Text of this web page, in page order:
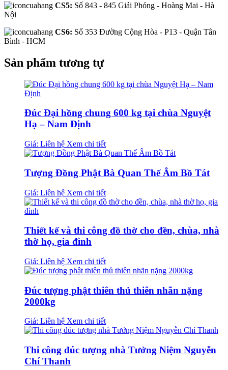
CS5: Số 843 - 845 Giải Phóng - Hoàng Mai - Hà
Nội
CS6: Số 353 Đường Cộng Hòa - P13 - Quận Tân
Bình - HCM
Sản phẩm tương tự
Đúc Đại hồng chung 600 kg tại chùa Nguyệt
Hạ – Nam Định
Giá: Liên hệ Xem chi tiết
Tượng Đồng Phật Bà Quan Thế Âm Bồ Tát
Giá: Liên hệ Xem chi tiết
Thiết kế và thi công đồ thờ cho đền, chùa, nhà
thờ họ, gia đình
Giá: Liên hệ Xem chi tiết
Đúc tượng phật thiên thủ thiên nhãn nặng
2000kg
Giá: Liên hệ Xem chi tiết
Thi công đúc tượng nhà Tưởng Niệm Nguyễn
Chí Thanh